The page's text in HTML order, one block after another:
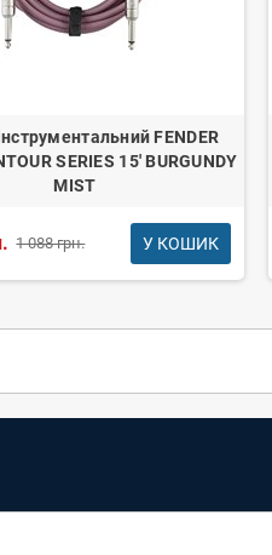
FENDER
SERIES 15' BURGUNDY
MIST
1 088 грн. У КОШИК